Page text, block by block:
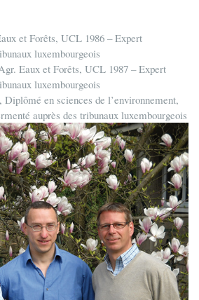
et Forêts, UCL 1986 – Expert
luxembourgeois
Eaux et Forêts, UCL 1987 – Expert
luxembourgeois
en sciences de l’environnement,
auprès des tribunaux luxembourgeois